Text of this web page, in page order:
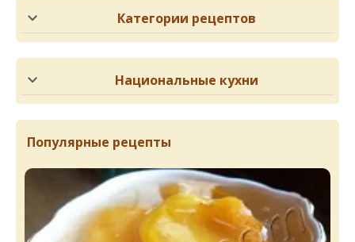
Категории рецептов
Национальные кухни
Популярные рецепты